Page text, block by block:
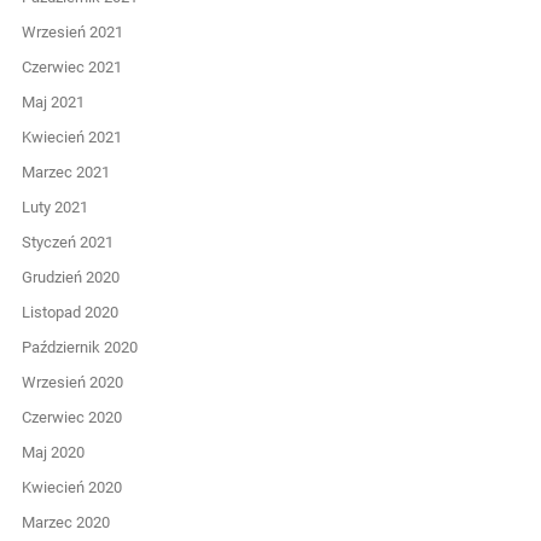
Wrzesień 2021
Czerwiec 2021
Maj 2021
Kwiecień 2021
Marzec 2021
Luty 2021
Styczeń 2021
Grudzień 2020
Listopad 2020
Październik 2020
Wrzesień 2020
Czerwiec 2020
Maj 2020
Kwiecień 2020
Marzec 2020